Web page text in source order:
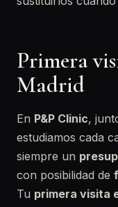
Primera
Madrid
En P&P Clinic,
estudiamos cada
siempre un
con posibilidad de
Tu primera visita